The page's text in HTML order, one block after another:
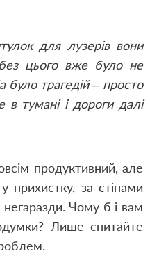
для лузерів вони
цього вже було не
трагедій – просто
в тумані і дороги далі
продуктивний, але
за стінами
Чому б і вам
Лише спитайте